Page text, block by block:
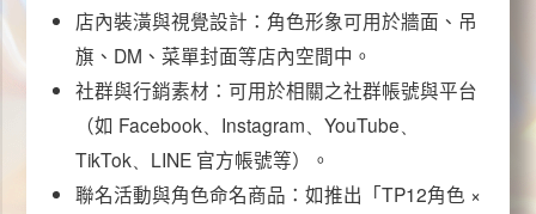
店內裝潢與視覺設計：角色形象可用於牆面、吊
旗、DM、菜單封面等店內空間中。
社群與行銷素材：可用於相關之社群帳號與平台
（如 Facebook、Instagram、YouTube、
TikTok、LINE官方帳號等）。
聯名活動與角色命名商品：如推出「TP12角色 ×